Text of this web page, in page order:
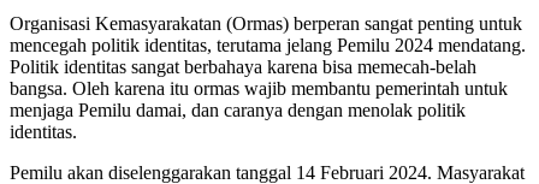
Organisasi Kemasyarakatan (Ormas) berperan sangat penting untuk
mencegah politik identitas, terutama jelang Pemilu 2024 mendatang.
Politik identitas sangat berbahaya karena bisa memecah-belah
bangsa. Oleh karena itu ormas wajib membantu pemerintah untuk
menjaga Pemilu damai, dan caranya dengan menolak politik
identitas.
Pemilu akan diselenggarakan tanggal 14 Februari 2024. Masyarakat